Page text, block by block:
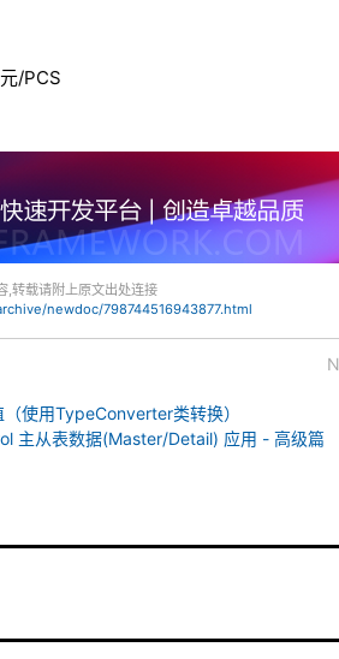
/PCS
,转载请附上原文出处连接
newdoc/798744516943877.html
使用TypeConverter类转换）
主从表数据(Master/Detail) 应用 - 高级篇